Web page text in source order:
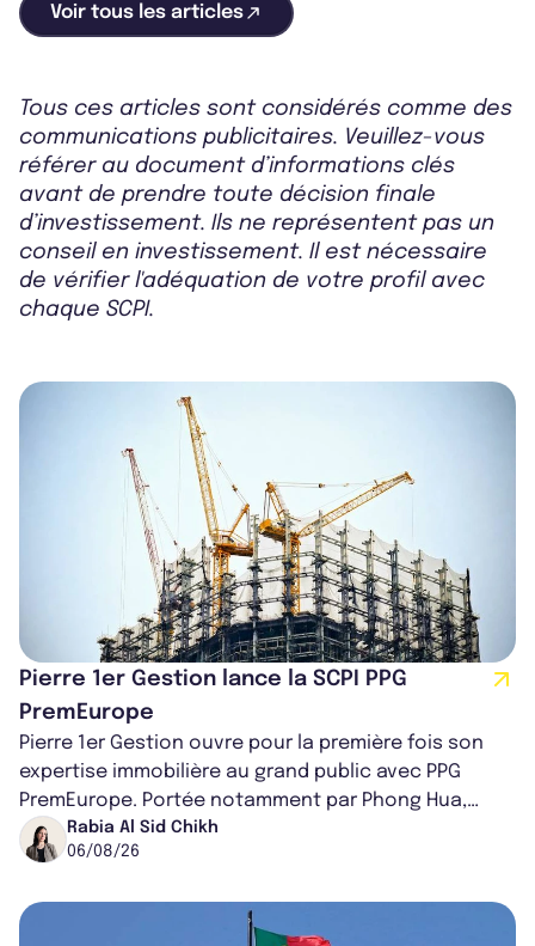
Voir tous les articles
Tous ces articles sont considérés comme des
communications publicitaires. Veuillez-vous
référer au document d’informations clés
avant de prendre toute décision finale
d’investissement. Ils ne représentent pas un
conseil en investissement. Il est nécessaire
de vérifier l'adéquation de votre profil avec
chaque SCPI.
Pierre 1er Gestion lance la SCPI PPG
PremEurope
Pierre 1er Gestion ouvre pour la première fois son
expertise immobilière au grand public avec PPG
PremEurope. Portée notamment par Phong Hua,
ancien directeur des investissements d...
Rabia Al Sid Chikh
06/08/26